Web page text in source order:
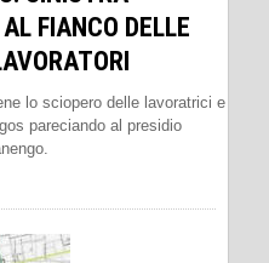
FIANCO DELLE
lo sciopero delle lavoratrici e
pareciando al presidio